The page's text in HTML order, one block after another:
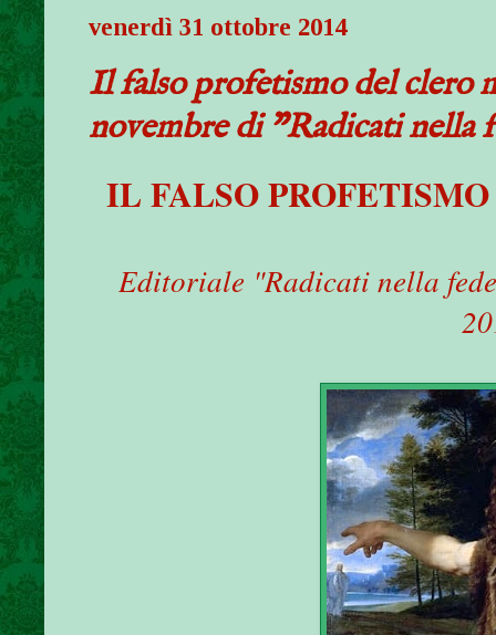
venerdì 31 ottobre 2014
Il falso profetismo del clero
novembre di "Radicati nella
IL FALSO
Editoriale "Radicati nella